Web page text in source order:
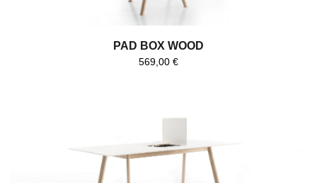
PAD BOX WOOD
569,00 €